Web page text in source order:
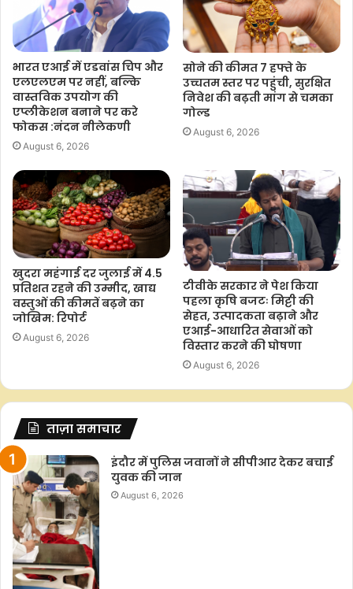
भारत एआई में एडवांस चिप और
एलएलएम पर नहीं, बल्कि
वास्तविक उपयोग की
एप्लीकेशन बनाने पर करे
फोकस :नंदन नीलेकणी
August 6, 2026
सोने की कीमत 7 हफ्ते के
उच्चतम स्तर पर पहुंची, सुरक्षित
निवेश की बढ़ती मांग से चमका
गोल्ड
August 6, 2026
खुदरा महंगाई दर जुलाई में 4.5
प्रतिशत रहने की उम्मीद, खाद्य
वस्तुओं की कीमतें बढ़ने का
जोखिम: रिपोर्ट
August 6, 2026
टीवीके सरकार ने पेश किया
पहला कृषि बजटः मिट्टी की
सेहत, उत्पादकता बढ़ाने और
एआई-आधारित सेवाओं को
विस्तार करने की घोषणा
August 6, 2026
ताज़ा समाचार
इंदौर में पुलिस जवानों ने सीपीआर देकर बचाई
युवक की जान
August 6, 2026